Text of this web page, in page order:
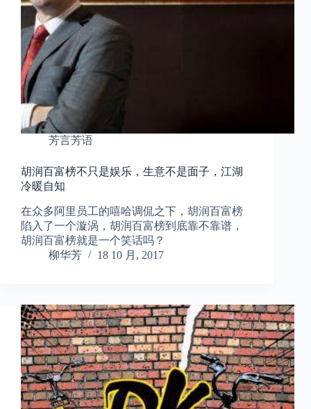
芳言芳语
胡润百富榜不只是娱乐，生意不是面子，江湖
冷暖自知
在众多阿里员工的嘻哈调侃之下，胡润百富榜
陷入了一个漩涡，胡润百富榜到底靠不靠谱，
胡润百富榜就是一个笑话吗？
柳华芳
18 10 月, 2017